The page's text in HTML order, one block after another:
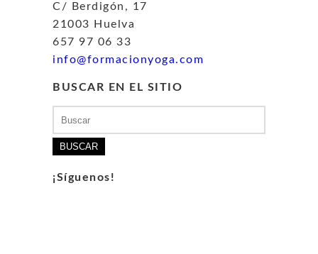
C/ Berdigón, 17
21003 Huelva
657 97 06 33
info@formacionyoga.com
BUSCAR EN EL SITIO
¡Síguenos!